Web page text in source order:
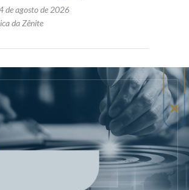
de agosto de 2026
da Zênite